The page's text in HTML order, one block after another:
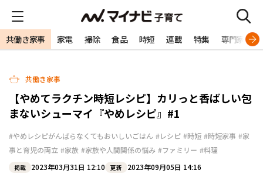
共働き家事 家電 掃除 食品 時短 連載 特集 専門家
共働き家事
【やめてラクチン時短レシピ】カリっと香ばしい包
まないシューマイ『やめレシピ』#1
#やめレシピがんばらなくてもおいしいごはん #レシピ #時短 #時短家事 #家
事と育児の両立 #家族 #家族や人間関係の悩み #ファミリー #料理
掲載 2023年03月31日 12:10 更新 2023年09月05日 14:16